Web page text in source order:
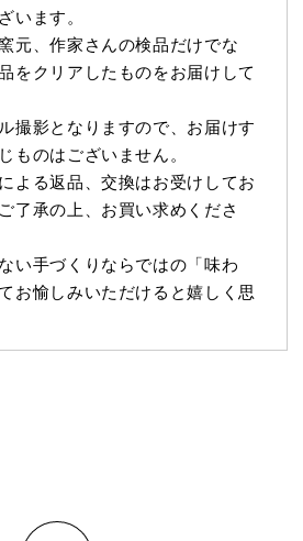
います。
元、作家さんの検品だけでな
をクリアしたものをお届けして
撮影となりますので、お届けす
ものはございません。
よる返品、交換はお受けしてお
了承の上、お買い求めくださ
い手づくりならではの「味わ
お愉しみいただけると嬉しく思